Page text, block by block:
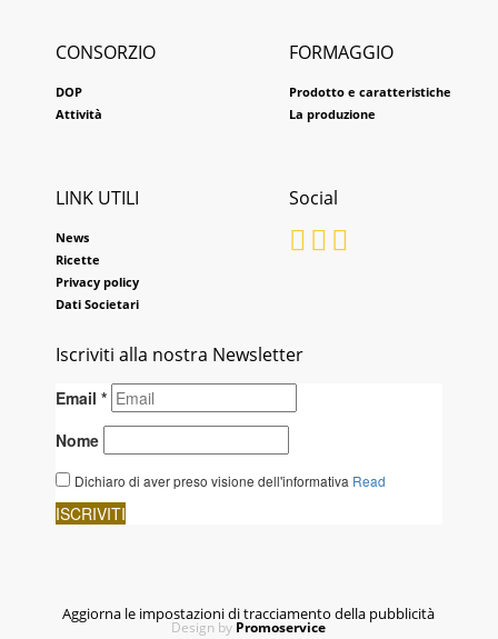
CONSORZIO
DOP
Attività
FORMAGGIO
Prodotto e caratteristiche
La produzione
Social
LINK UTILI
News
Ricette
Privacy policy
Dati Societari
Iscriviti alla nostra Newsletter
Aggiorna le impostazioni di tracciamento della pubblicità
Design by Promoservice